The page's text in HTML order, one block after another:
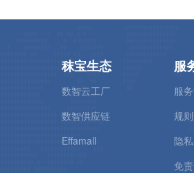
秣宝生态
数智云工厂
数智供应链
Effamall
服
服
规
隐
免